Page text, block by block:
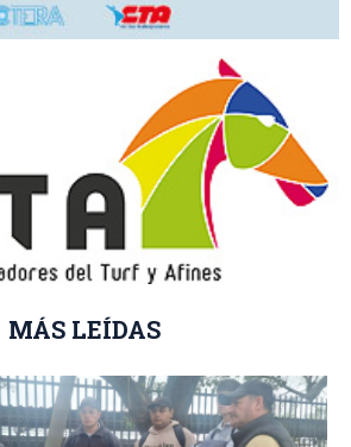
MÁS LEÍDAS